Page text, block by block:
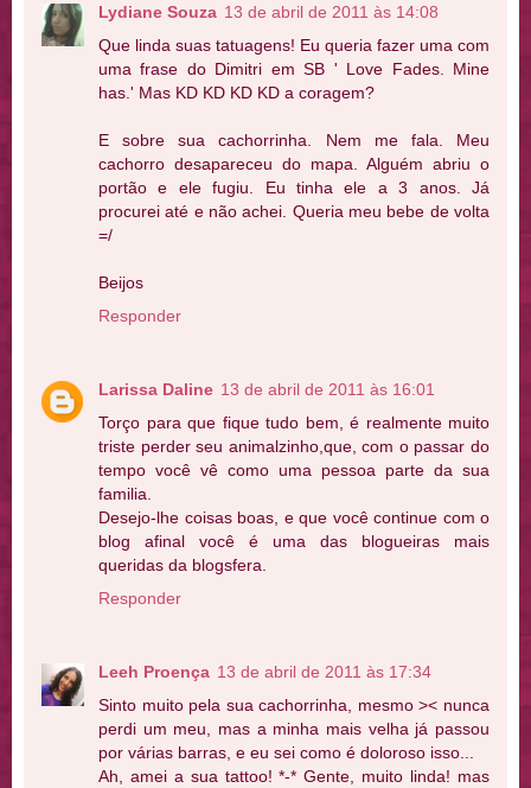
Lydiane Souza 13 de abril de 2011 às 14:08
Que linda suas tatuagens! Eu queria fazer uma com
uma frase do Dimitri em SB ' Love Fades. Mine
has.' Mas KD KD KD KD a coragem?
E sobre sua cachorrinha. Nem me fala. Meu
cachorro desapareceu do mapa. Alguém abriu o
portão e ele fugiu. Eu tinha ele a 3 anos. Já
procurei até e não achei. Queria meu bebe de volta
=/
Beijos
Responder
Larissa Daline 13 de abril de 2011 às 16:01
Torço para que fique tudo bem, é realmente muito
triste perder seu animalzinho,que, com o passar do
tempo você vê como uma pessoa parte da sua
familia.
Desejo-lhe coisas boas, e que você continue com o
blog afinal você é uma das blogueiras mais
queridas da blogsfera.
Responder
Leeh Proença 13 de abril de 2011 às 17:34
Sinto muito pela sua cachorrinha, mesmo >< nunca
perdi um meu, mas a minha mais velha já passou
por várias barras, e eu sei como é doloroso isso...
Ah, amei a sua tattoo! *-* Gente, muito linda! mas